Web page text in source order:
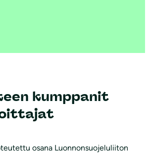
kumppanit
osana Luonnonsuojeluliiton